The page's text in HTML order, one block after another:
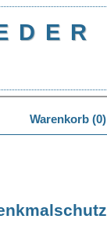
Warenkorb (0)